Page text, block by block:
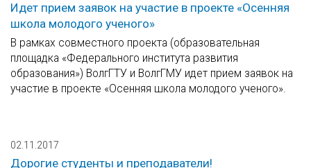
Идет прием заявок на участие в проекте «Осенняя
школа молодого ученого»
В рамках совместного проекта (образовательная
площадка «Федерального института развития
образования») ВолгГТУ и ВолгГМУ идет прием заявок на
участие в проекте «Осенняя школа молодого ученого».
02.11.2017
Дорогие студенты и преподаватели!